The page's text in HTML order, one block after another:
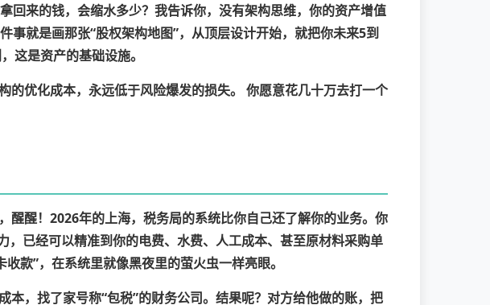
回来的钱，会缩水多少？我告诉你，没有架构思维，你的资产增值
事就是画那张“股权架构地图”，从顶层设计开始，就把你未来5到
这是资产的基础设施。
的优化成本，永远低于风险爆发的损失。 你愿意花几十万去打一个
醒醒！2026年的上海，税务局的系统比你自己还了解你的业务。你
，已经可以精准到你的电费、水费、人工成本、甚至原材料采购单
款”，在系统里就像黑夜里的萤火虫一样亮眼。
，找了家号称“包税”的财务公司。结果呢？对方给他做的账，把